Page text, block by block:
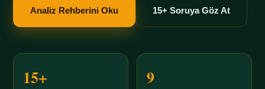
Analiz Rehberini Oku 15+ Soruya Göz At
15+ 9